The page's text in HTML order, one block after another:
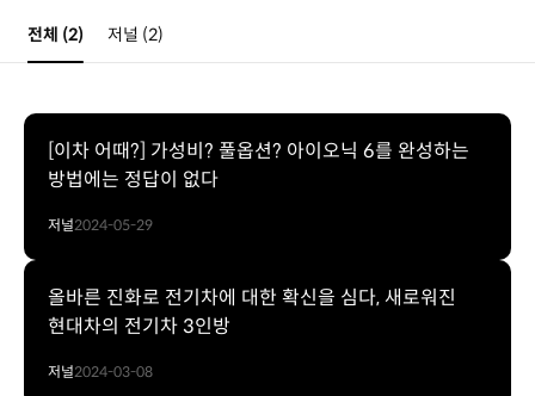
전체 (2) 저널 (2)
[이차 어때?] 가성비? 풀옵션? 아이오닉 6를 완성하는
방법에는 정답이 없다
저널2024-05-29
올바른 진화로 전기차에 대한 확신을 심다, 새로워진
현대차의 전기차 3인방
저널2024-03-08